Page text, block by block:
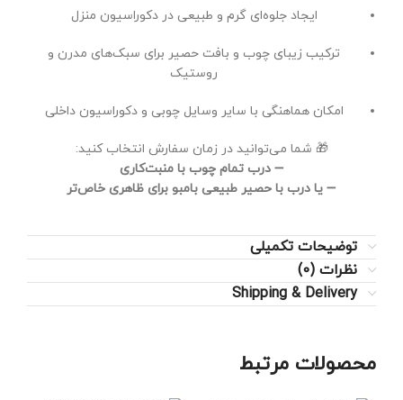
ایجاد جلوه‌ای گرم و طبیعی در دکوراسیون منزل
ترکیب زیبای چوب و بافت حصیر برای سبک‌های مدرن و
روستیک
امکان هماهنگی با سایر وسایل چوبی و دکوراسیون داخلی
🎁 شما می‌توانید در زمان سفارش انتخاب کنید:
➖درب تمام چوب با منبت‌کاری
➖ یا درب با حصیر طبیعی بامبو برای ظاهری خاص‌تر
توضیحات تکمیلی
نظرات (0)
Shipping & Delivery
محصولات مرتبط